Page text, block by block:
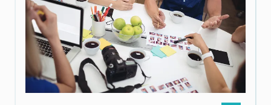
ZaPro poprawiło planowanie
produkcji elementów
metalowych